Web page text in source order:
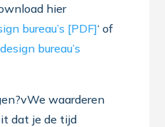
hier
bureau’s [PDF]‘ of
bureau’s
waarderen
dat je de tijd